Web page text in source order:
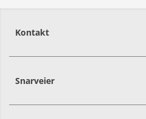
Kontakt
Snarveier